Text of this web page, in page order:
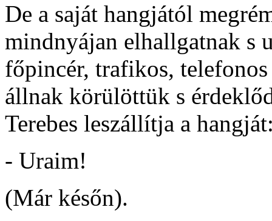
De a saját hangjától
mindnyájan elhallgatnak s
főpincér, trafikos,
állnak körülöttük s
Terebes leszállítja a
- Uraim!
(Már későn).